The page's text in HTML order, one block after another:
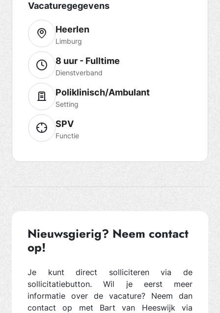
Vacaturegegevens
Heerlen
Limburg
8 uur - Fulltime
Dienstverband
Poliklinisch/Ambulant
Setting
SPV
Functie
Nieuwsgierig? Neem contact
op!
Je kunt direct solliciteren via de
sollicitatiebutton. Wil je eerst meer
informatie over de vacature? Neem dan
contact op met Bart van Heeswijk via